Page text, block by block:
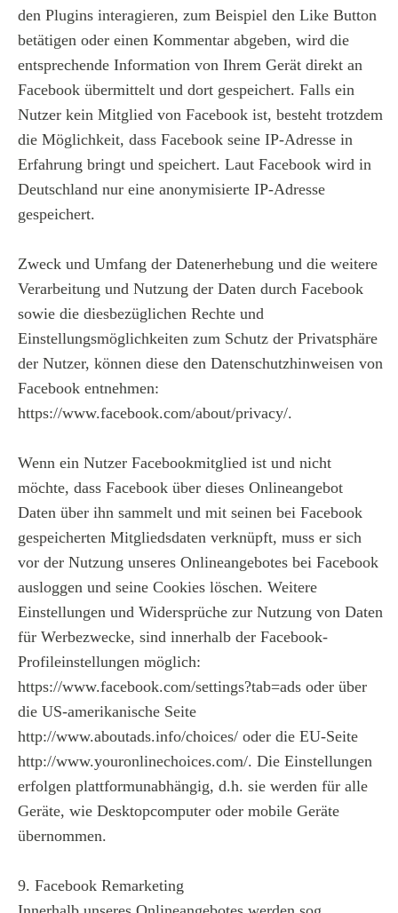
den Plugins interagieren, zum Beispiel den Like Button
betätigen oder einen Kommentar abgeben, wird die
entsprechende Information von Ihrem Gerät direkt an
Facebook übermittelt und dort gespeichert. Falls ein
Nutzer kein Mitglied von Facebook ist, besteht trotzdem
die Möglichkeit, dass Facebook seine IP-Adresse in
Erfahrung bringt und speichert. Laut Facebook wird in
Deutschland nur eine anonymisierte IP-Adresse
gespeichert.
Zweck und Umfang der Datenerhebung und die weitere
Verarbeitung und Nutzung der Daten durch Facebook
sowie die diesbezüglichen Rechte und
Einstellungsmöglichkeiten zum Schutz der Privatsphäre
der Nutzer, können diese den Datenschutzhinweisen von
Facebook entnehmen:
https://www.facebook.com/about/privacy/.
Wenn ein Nutzer Facebookmitglied ist und nicht
möchte, dass Facebook über dieses Onlineangebot
Daten über ihn sammelt und mit seinen bei Facebook
gespeicherten Mitgliedsdaten verknüpft, muss er sich
vor der Nutzung unseres Onlineangebotes bei Facebook
ausloggen und seine Cookies löschen. Weitere
Einstellungen und Widersprüche zur Nutzung von Daten
für Werbezwecke, sind innerhalb der Facebook-
Profileinstellungen möglich:
https://www.facebook.com/settings?tab=ads oder über
die US-amerikanische Seite
http://www.aboutads.info/choices/ oder die EU-Seite
http://www.youronlinechoices.com/. Die Einstellungen
erfolgen plattformunabhängig, d.h. sie werden für alle
Geräte, wie Desktopcomputer oder mobile Geräte
übernommen.
9. Facebook Remarketing